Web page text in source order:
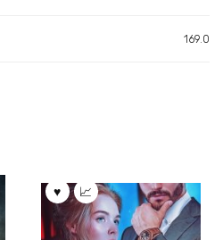
169.0